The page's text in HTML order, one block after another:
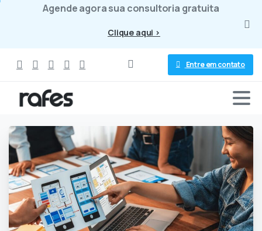
Agende agora sua consultoria gratuita
Clique aqui >
Entre em contato